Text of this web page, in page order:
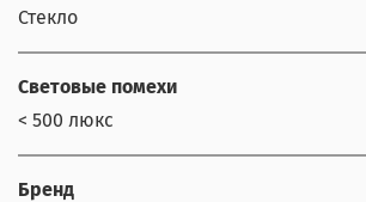
Стекло
Световые помехи
< 500 люкс
Бренд